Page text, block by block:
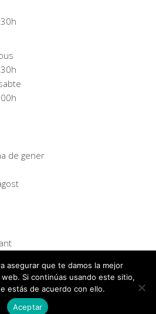
de gener
asegurar que te damos la mejor
Si continúas usando este sitio,
estás de acuerdo con ello.
Aceptar